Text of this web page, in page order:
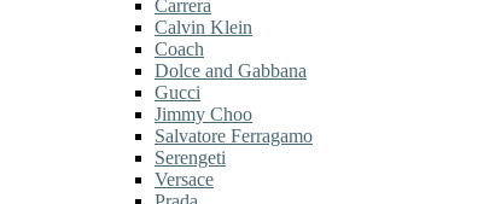
Carrera
Calvin Klein
Coach
Dolce and Gabbana
Gucci
Jimmy Choo
Salvatore Ferragamo
Serengeti
Versace